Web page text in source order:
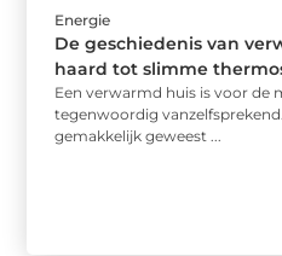
Energie
De geschiedenis van
haard tot slimme
Een verwarmd huis is voor de
tegenwoordig
gemakkelijk geweest ...